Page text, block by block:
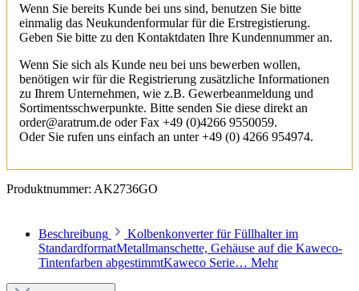
Wenn Sie bereits Kunde bei uns sind, benutzen Sie bitte
einmalig das Neukundenformular für die Erstregistierung.
Geben Sie bitte zu den Kontaktdaten Ihre Kundennummer an.
Wenn Sie sich als Kunde neu bei uns bewerben wollen,
benötigen wir für die Registrierung zusätzliche Informationen
zu Ihrem Unternehmen, wie z.B. Gewerbeanmeldung und
Sortimentsschwerpunkte. Bitte senden Sie diese direkt an
order@aratrum.de oder Fax +49 (0)4266 9550059.
Oder Sie rufen uns einfach an unter +49 (0) 4266 954974.
Produktnummer: AK2736GO
Beschreibung
Kolbenkonverter für Füllhalter im
StandardformatMetallmanschette, Gehäuse auf die Kaweco-
Tintenfarben abgestimmtKaweco Serie… Mehr